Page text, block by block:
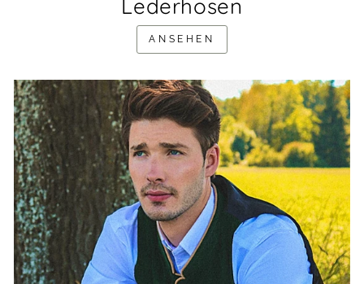
Lederhosen
ANSEHEN